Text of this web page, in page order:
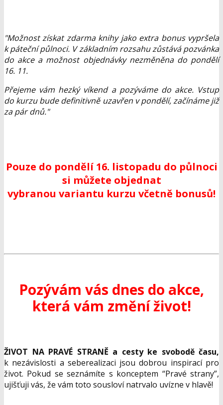
"Možnost získat zdarma knihy jako extra bonus vypršela
k páteční půlnoci. V základním rozsahu zůstává pozvánka
do akce a možnost objednávky nezměněna do pondělí
16. 11.
Přejeme vám hezký víkend a pozýváme do akce. Vstup
do kurzu bude definitivně uzavřen v pondělí, začínáme již
za pár dnů."
Pouze do pondělí 16. listopadu do půlnoci
si můžete objednat
vybranou variantu kurzu včetně bonusů!
Pozývám vás dnes do akce,
která vám změní život!
ŽIVOT NA PRAVÉ STRANĚ a cesty ke svobodě času,
k nezávislosti a seberealizaci jsou dobrou inspirací pro
život. Pokud se seznámíte s konceptem “Pravé strany”,
ujišťuji vás, že vám toto sousloví natrvalo uvízne v hlavě!